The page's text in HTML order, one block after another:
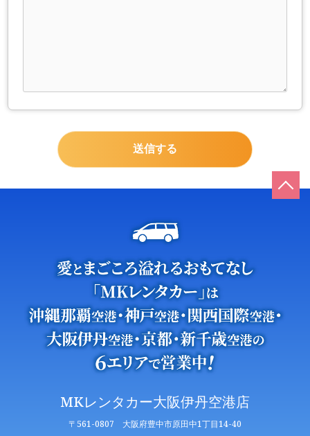
MKレンタカー大阪伊丹空港店
〒561-0807 大阪府豊中市原田中1丁目14-40